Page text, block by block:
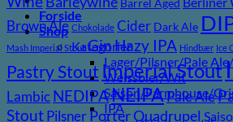
Forside
Shop
Kategorier
Lager/Pilsner/Pale
Weissbier/Wit
Saison/Farmhouse/
IPA
Barrel Aged
Brown Ale Chokolade Cider Dark Ale
Mash Imperial Stout GinHazy IPA Hindbær Ice
Pastry Stout Imperial Stout
LambicNEDIPANEIPAPale Ale
StoutPilsnerPorterQuadrupel